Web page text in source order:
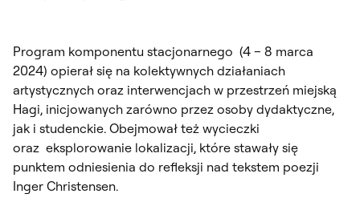
Program komponentu stacjonarnego (4 – 8 marca
2024) opierał się na kolektywnych działaniach
artystycznych oraz interwencjach w przestrzeń miejską
Hagi, inicjowanych zarówno przez osoby dydaktyczne,
jak i studenckie. Obejmował też wycieczki
oraz eksplorowanie lokalizacji, które stawały się
punktem odniesienia do refleksji nad tekstem poezji
Inger Christensen.